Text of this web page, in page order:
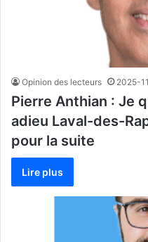
Opinion des lecteurs 2025-
Pierre Anthian : Je
adieu Laval-des-
pour la suite
Lire plus